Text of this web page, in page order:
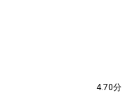
4.70分